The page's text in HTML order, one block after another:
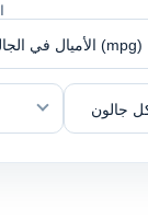
الأميال في الجالون (mpg)
جالون